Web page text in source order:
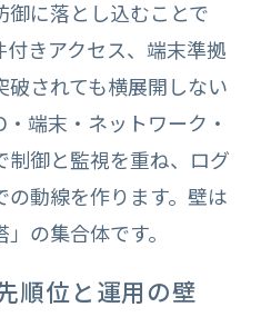
に落とし込むことで
きアクセス、端末準拠
されても横展開しない
端末・ネットワーク・
制御と監視を重ね、ログ
動線を作ります。壁は
の集合体です。
順位と運用の壁